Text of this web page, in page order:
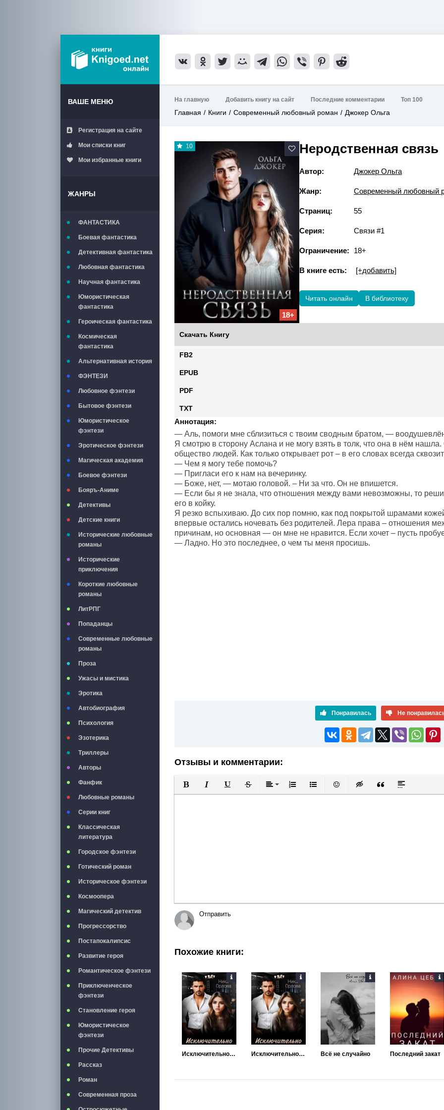
ВАШЕ МЕНЮ
Регистрация на сайте
Мои списки книг
Мои избранные книги
ЖАНРЫ
ФАНТАСТИКА
Боевая фантастика
Детективная фантастика
Любовная фантастика
Научная фантастика
Юмористическая
фантастика
Героическая фантастика
Космическая
фантастика
Альтернативная история
ФЭНТЕЗИ
Любовное фэнтези
Бытовое фэнтези
Юмористическое
фэнтези
Эротическое фэнтези
Магическая академия
Боевое фэнтези
Бояръ-Аниме
Детективы
Детские книги
Исторические любовные
романы
Исторические
приключения
Короткие любовные
романы
ЛитРПГ
Попаданцы
Современные любовные
романы
Проза
Ужасы и мистика
Эротика
Автобиография
Психология
Эзотерика
Триллеры
Авторы
Фанфик
Любовные романы
Серии книг
Классическая
литература
Городское фэнтези
Готический роман
Историческое фэнтези
Космоопера
Магический детектив
Прогрессорство
Постапокалипсис
Развитие героя
Романтическое фэнтези
Приключенческое
фэнтези
Становление героя
Юмористическое
фэнтези
Прочие Детективы
Рассказ
Роман
Современная проза
На главную Добавить книгу на сайт Последние комментарии Топ 100
Главная Книги Современный любовный роман Джокер Ольга
10
18+
Неродственная связь
Автор: Джокер Ольга
Жанр: Современный любовный
Страниц: 55
Серия: Связи #1
Ограничение: 18+
В книге есть: [+добавить]
Читать онлайн В библиотеку
Скачать Книгу
FB2
EPUB
PDF
TXT
Аннотация:
— Аль, помоги мне сблизиться с твоим сводным братом, —
Я смотрю в сторону Аслана и не могу взять в толк, что она в нём
общество людей. Как только открывает рот – в его словах всегда
— Чем я могу тебе помочь?
— Пригласи его к нам на вечеринку.
— Боже, нет, — мотаю головой. – Ни за что. Он не впишется.
— Если бы я не знала, что отношения между вами невозможны, то
его в койку.
Я резко вспыхиваю. До сих пор помню, как под покрытой шрамами
впервые остались ночевать без родителей. Лера права – отношения
причинам, но основная — он мне не нравится. Если хочет – пусть
— Ладно. Но это последнее, о чем ты меня просишь.
Понравилась Не
Отзывы и комментарии:
Полужирный
КурсивПодчеркнутый
ЗачеркнутыйВыравнивание
Нумерованный список
Маркированный список
Вставить смайлик
Вставка скрытого текста
Вставка цитаты
Вставка
Отправить
Похожие книги:
Исключительно моя Исключительно моя Всё не случайно Последний закат